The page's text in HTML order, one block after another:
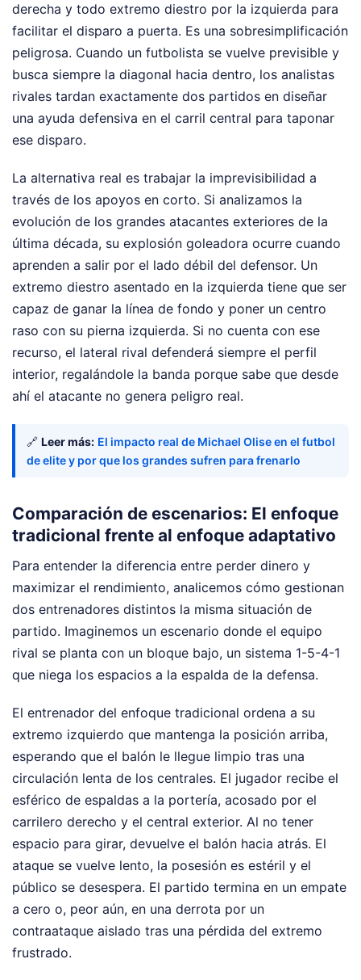
derecha y todo extremo diestro por la izquierda para
facilitar el disparo a puerta. Es una sobresimplificación
peligrosa. Cuando un futbolista se vuelve previsible y
busca siempre la diagonal hacia dentro, los analistas
rivales tardan exactamente dos partidos en diseñar
una ayuda defensiva en el carril central para taponar
ese disparo.
La alternativa real es trabajar la imprevisibilidad a
través de los apoyos en corto. Si analizamos la
evolución de los grandes atacantes exteriores de la
última década, su explosión goleadora ocurre cuando
aprenden a salir por el lado débil del defensor. Un
extremo diestro asentado en la izquierda tiene que ser
capaz de ganar la línea de fondo y poner un centro
raso con su pierna izquierda. Si no cuenta con ese
recurso, el lateral rival defenderá siempre el perfil
interior, regalándole la banda porque sabe que desde
ahí el atacante no genera peligro real.
🔗 Leer más: El impacto real de Michael Olise en el futbol
de elite y por que los grandes sufren para frenarlo
Comparación de escenarios: El enfoque
tradicional frente al enfoque adaptativo
Para entender la diferencia entre perder dinero y
maximizar el rendimiento, analicemos cómo gestionan
dos entrenadores distintos la misma situación de
partido. Imaginemos un escenario donde el equipo
rival se planta con un bloque bajo, un sistema 1-5-4-1
que niega los espacios a la espalda de la defensa.
El entrenador del enfoque tradicional ordena a su
extremo izquierdo que mantenga la posición arriba,
esperando que el balón le llegue limpio tras una
circulación lenta de los centrales. El jugador recibe el
esférico de espaldas a la portería, acosado por el
carrilero derecho y el central exterior. Al no tener
espacio para girar, devuelve el balón hacia atrás. El
ataque se vuelve lento, la posesión es estéril y el
público se desespera. El partido termina en un empate
a cero o, peor aún, en una derrota por un
contraataque aislado tras una pérdida del extremo
frustrado.